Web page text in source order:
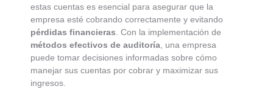
estas cuentas es esencial para asegurar que la
empresa esté cobrando correctamente y evitando
pérdidas financieras . Con la implementación de
métodos efectivos de auditoría , una empresa
puede tomar decisiones informadas sobre cómo
manejar sus cuentas por cobrar y maximizar sus
ingresos.